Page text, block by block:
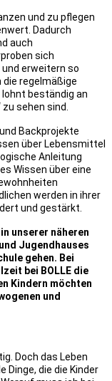
und zu pflegen
Dadurch
auch
sich
erweitern so
regelmäßige
lohnt beständig an
zu sehen sind.
Backprojekte
über Lebensmittel
Anleitung
Wissen über eine
werden in ihrer
und gestärkt.
unserer näheren
Jugendhauses
gehen. Bei
bei BOLLE die
Kindern möchten
und
Doch das Leben
Dinge, die die Kinder